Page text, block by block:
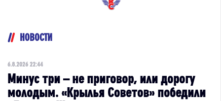
НОВОСТИ
6.8.2026 22:44
Минус три – не приговор, или дорогу
молодым. «Крылья Советов» победили